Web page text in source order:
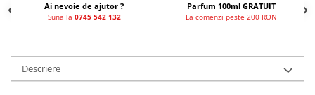
Louis Varel
Ai nevoie de ajutor ?
Suna la 0745 542 132
Parfum 100ml GRATUIT
La comenzi peste 200 RON
Descriere